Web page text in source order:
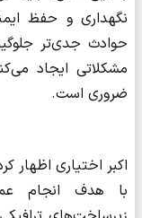
نگهداری و حفظ
حوادث جدی‌تر
مشکلاتی ایجاد
ضروری است.
اکبر اختیاری
با هدف انجام